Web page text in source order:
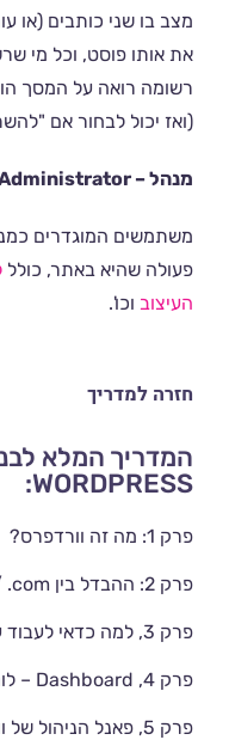
מצב בו שני כותבים (או
את אותו פוסט, וכל מי
רשומה רואה על המסך
(ואז יכול לבחור אם
מנהל – Administrator
משתמשים המוגדרים
פעולה שהיא באתר, כולל
העיצוב וכו'.
חזרה למדריך
המדריך המלא
WORDPRESS:
פרק 1: מה זה וורדפרס?
פרק 2: ההבדל בין wordpress / .org / .com
פרק 3, למה כדאי לעבוד עם וורדפרס?
פרק 4, Dashboard – לוח הבקרה של וורדפרס
פרק 5, פאנל הניהול של וורדפרס